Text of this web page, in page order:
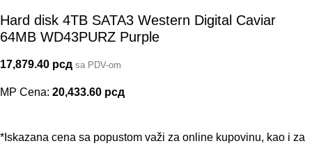
Hard disk 4TB SATA3 Western Digital Caviar
64MB WD43PURZ Purple
17,879.40 рсд sa PDV-om
MP Cena: 20,433.60 рсд
*Iskazana cena sa popustom važi za online kupovinu, kao i za